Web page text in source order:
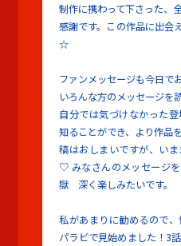
制作に携わって下さった、
感謝です。この作品に出会
☆
ファンメッセージも今日で
いろんな方のメッセージを
自分では気づけなかった
知ることができ、より作
稿はおしまいですが、い
♡ みなさんのメッセージ
獄 深く楽しみたいです。
私があまりに勧めるので
パラビで見始めました！3